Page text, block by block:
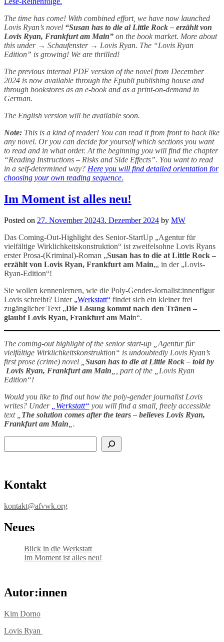
The time has come! With combined effort, we have now launched
Lovis Ryan’s novel “Susan has to die al Little Rock – erzählt von
Lovis Ryan, Frankfurt am Main” on the book market. More about
this under → Schaufenster → Lovis Ryan. The “Lovis Ryan
Edition” is growing! We are thrilled!
The previous internal PDF version of the novel from December
2024 is now available through the Epubli publishing house and
through bookstores as an e-book and as a print-on-demand in
German.
The English version will be available soon.
Note: This is a kind of reader! You can read it from front to back like
any novel. Or you can decide for yourself which sections you want
to read and in what order. At the beginning you will find the chapter
“Reading Instructions – Risks and Side Effects”. You want to read
in a self-determined way? Here you will find detailed orientation for
choosing your own reading sequence.
Im Moment ist alles neu!
Posted on 27. November 20243. Dezember 2024 by MW
Das Coming-Out-Highlight des Senior-StartUp „Agentur für
vielfältige Wirklichkeitskonstruktion“ ist zweifelsohne Lovis Ryans
erster Prosa-(Kriminal)-Roman „Susan has to die at Little Rock –
erzählt von Lovis Ryan, Frankfurt am Main„, in der „Lovis-
Ryan-Edition“!
Sie wollen kennenlernen, wie die Poly-Gender-Jornalist:innenfigur
Lovis schreibt? Unter „Werkstatt“ findet sich ein kleiner frei
zugänglicher Text „Die Lösung kommt nach den Tränen –
glaubt Lovis Ryan, Frankfurt am Main“.
The coming-out highlight of the senior start-up „Agentur für
vielfältige Wirklichkeitskonstruktion“ is undoubtedly Lovis Ryan’s
first prose (crime) novel „ Susan has to die at Little Rock – told by
Lovis Ryan, Frankfurt am Main „, part of the „Lovis Ryan
Edition“!
Would you like to find out how the poly-gender journalist Lovis
writes? Under
„Werkstatt“ you will find a small, freely accessible
text „ The solution comes after the tears – believes Lovis Ryan,
Frankfurt am Main „.
Kontakt
kontakt@afvwk.org
Neues
Blick in die Werkstatt
Im Moment ist alles neu!
Autor:innen
Kim Dorno
Lovis Ryan